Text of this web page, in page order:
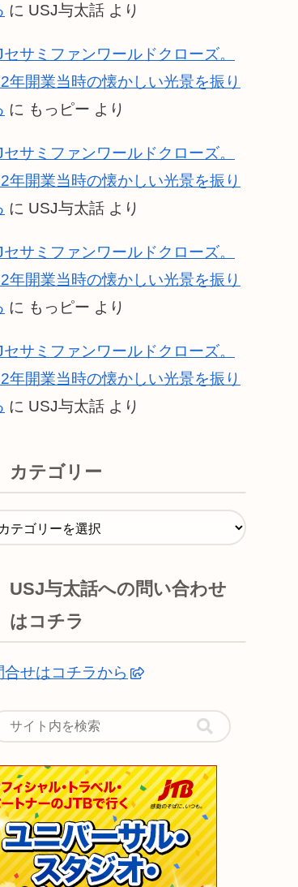
に USJ与太話 より
サミファンワールドクローズ。
年開業当時の懐かしい光景を振り
に もっピー より
サミファンワールドクローズ。
年開業当時の懐かしい光景を振り
に USJ与太話 より
サミファンワールドクローズ。
年開業当時の懐かしい光景を振り
に もっピー より
サミファンワールドクローズ。
年開業当時の懐かしい光景を振り
に USJ与太話 より
カテゴリー
USJ与太話への問い合わせ
はコチラ
合せはコチラから